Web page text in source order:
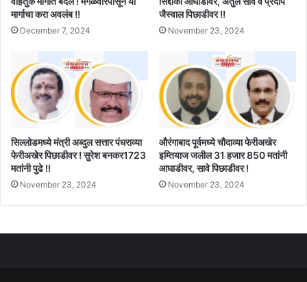
मार्गाचा करा अवलंब !!
December 7, 2024
जैस्वाल पिछाडीवर !!
November 23, 2024
सिल्लोडमध्ये मंत्री अब्दुल सत्तार पंधराव्या
फेरीअखेर पिछाडीवर ! सुरेश बनकर1723
मतांनी पुढे !!
November 23, 2024
औरंगाबाद पूर्वमध्ये चौदाव्या फेरीअखेर
इम्तियाज जलील 31 हजार 850 मतांनी
आघाडीवर, सावे पिछाडीवर !
November 23, 2024